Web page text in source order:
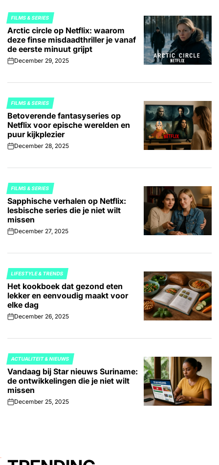
POSTED
IN
FILMS & SERIES
Arctic circle op Netflix: waarom
deze finse misdaadthriller je vanaf
de eerste minuut grijpt
onDecember 29, 2025
POSTED
IN
FILMS & SERIES
Betoverende fantasyseries op
Netflix voor epische werelden en
puur kijkplezier
onDecember 28, 2025
POSTED
IN
FILMS & SERIES
Sapphische verhalen op Netflix:
lesbische series die je niet wilt
missen
onDecember 27, 2025
POSTED
IN
LIFESTYLE & TRENDS
Het kookboek dat gezond eten
lekker en eenvoudig maakt voor
elke dag
onDecember 26, 2025
POSTED
IN
ACTUALITEIT & NIEUWS
Vandaag bij Star nieuws Suriname:
de ontwikkelingen die je niet wilt
missen
onDecember 25, 2025